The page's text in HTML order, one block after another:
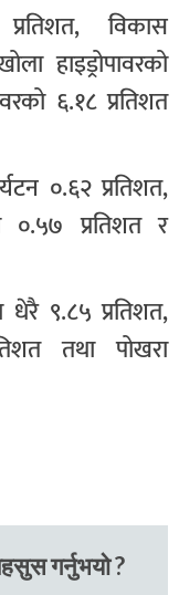
विकास
हाइड्रोपावरको
६.१८ प्रतिशत
०.६२ प्रतिशत,
०.५७ प्रतिशत र
धेरै ९.८५ प्रतिशत,
तथा पोखरा
गर्नुभयो ?